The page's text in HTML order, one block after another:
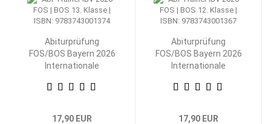
Abiturprüfung
FOS/BOS Bayern 2026
Internationale
Volkswirtschaftslehre
17,90 EUR
Abiturprüfung
FOS/BOS Bayern 2026
Internationale
Volkswirtschaftslehre
17,90 EUR